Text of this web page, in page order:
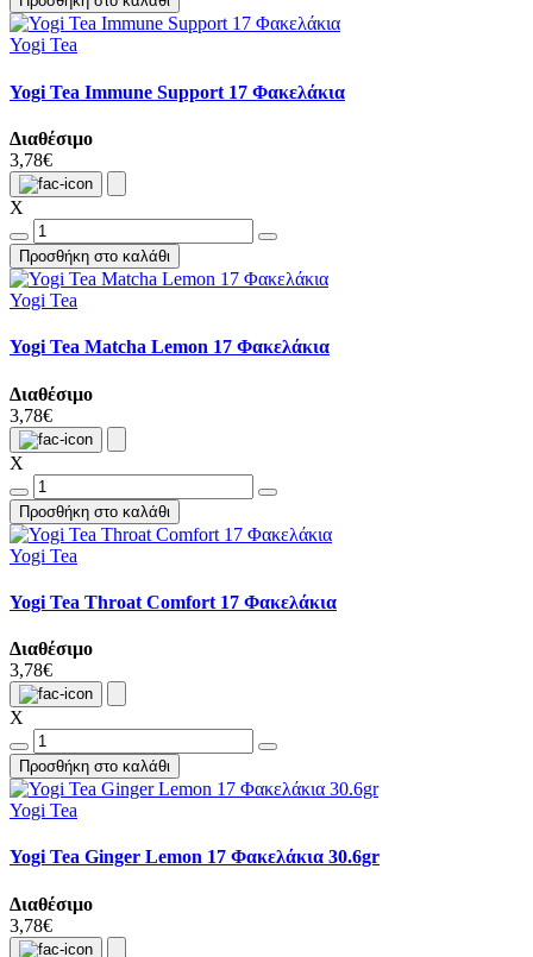
Yogi Tea
Yogi Tea Immune Support 17 Φακελάκια
Διαθέσιμο
3,78€
X
Προσθήκη στο καλάθι
Yogi Tea
Yogi Tea Matcha Lemon 17 Φακελάκια
Διαθέσιμο
3,78€
X
Προσθήκη στο καλάθι
Yogi Tea
Yogi Tea Throat Comfort 17 Φακελάκια
Διαθέσιμο
3,78€
X
Προσθήκη στο καλάθι
Yogi Tea
Yogi Tea Ginger Lemon 17 Φακελάκια 30.6gr
Διαθέσιμο
3,78€